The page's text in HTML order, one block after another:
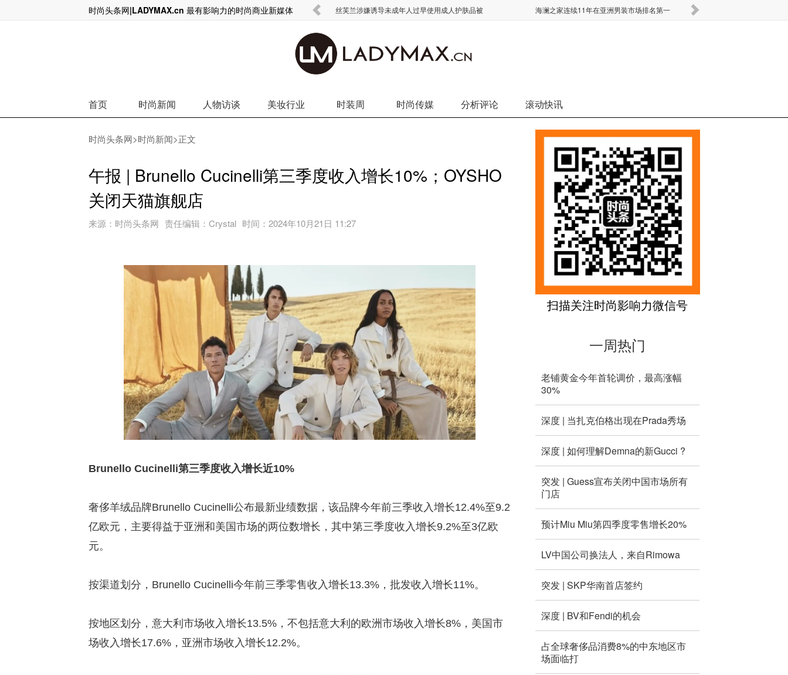
时尚头条网|LADYMAX.cn 最有影响力的时尚商业新媒体
看高一线Gucci的传播 丝芙兰涉嫌诱导未成年人过早使用成人护肤品被 海澜之家连续11年在亚洲男装市场排名第一
首页 时尚新闻 人物访谈 美妆行业 时装周 时尚传媒 分析评论 滚动快讯
时尚头条网>时尚新闻>正文
午报 | Brunello Cucinelli第三季度收入增长10%；OYSHO
关闭天猫旗舰店
来源： 时尚头条网 责任编辑： Crystal 时间： 2024年10月21日 11:27
Brunello Cucinelli第三季度收入增长近10%
奢侈羊绒品牌Brunello Cucinelli公布最新业绩数据，该品牌今年前三季收入增长12.4%至9.2
亿欧元，主要得益于亚洲和美国市场的两位数增长，其中第三季度收入增长9.2%至3亿欧
元。
按渠道划分，Brunello Cucinelli今年前三季零售收入增长13.3%，批发收入增长11%。
按地区划分，意大利市场收入增长13.5%，不包括意大利的欧洲市场收入增长8%，美国市
场收入增长17.6%，亚洲市场收入增长12.2%。
扫描关注时尚影响力微信号
一周热门
老铺黄金今年首轮调价，最高涨幅
30%
深度 | 当扎克伯格出现在Prada秀场
深度 | 如何理解Demna的新Gucci ?
突发 | Guess宣布关闭中国市场所有
门店
预计Miu Miu第四季度零售增长20%
LV中国公司换法人，来自Rimowa
突发 | SKP华南首店签约
深度 | BV和Fendi的机会
占全球奢侈品消费8%的中东地区市
场面临打